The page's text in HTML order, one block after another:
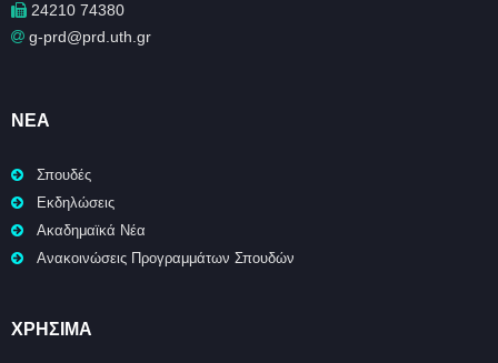
24210 74380
g-prd@prd.uth.gr
ΝΈΑ
Σπουδές
Εκδηλώσεις
Ακαδημαϊκά Νέα
Ανακοινώσεις Προγραμμάτων Σπουδών
ΧΡΉΣΙΜΑ